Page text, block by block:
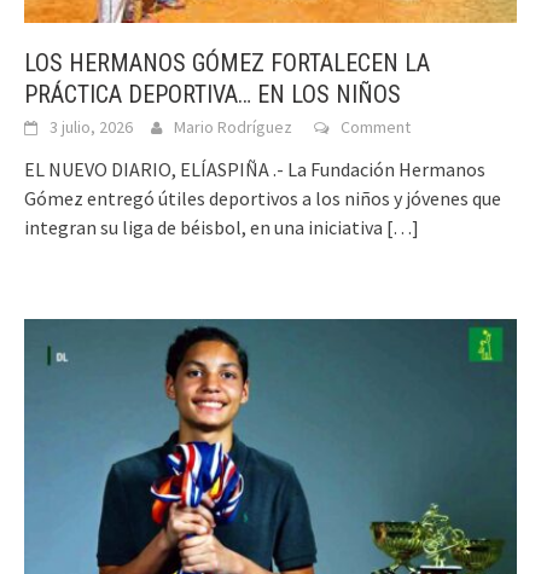
LOS HERMANOS GÓMEZ FORTALECEN LA
PRÁCTICA DEPORTIVA… EN LOS NIÑOS
3 julio, 2026 Mario Rodríguez Comment
EL NUEVO DIARIO, ELÍASPIÑA .- La Fundación Hermanos
Gómez entregó útiles deportivos a los niños y jóvenes que
integran su liga de béisbol, en una iniciativa […]